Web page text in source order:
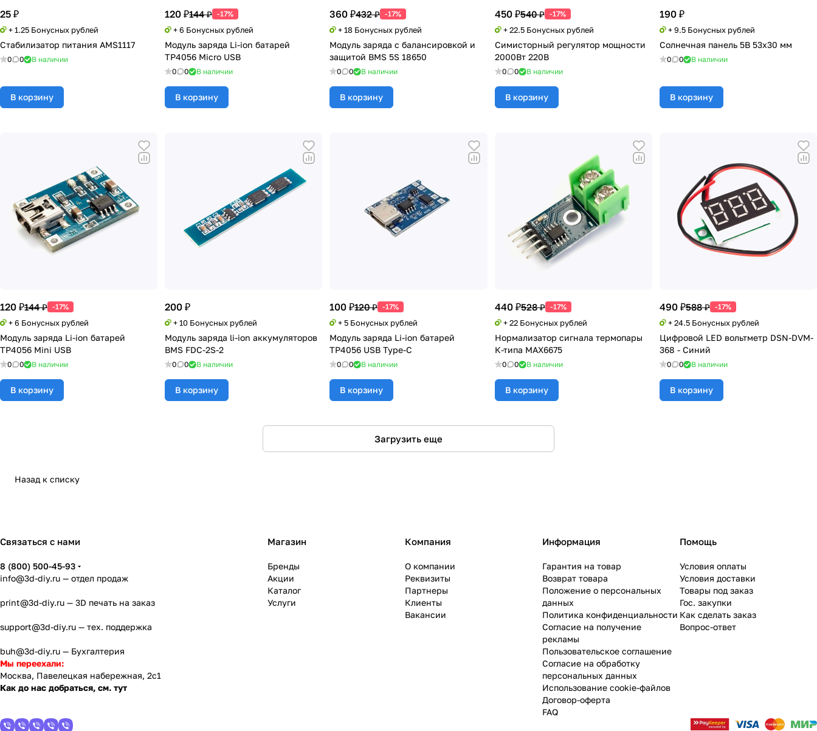
25 ₽
+ 1.25 Бонусных рублей
Стабилизатор питания AMS1117
0 0 В наличии
В корзину
120 ₽144 ₽ -17%
+ 6 Бонусных рублей
Модуль заряда Li-ion батарей
TP4056 Micro USB
0 0 В наличии
В корзину
360 ₽432 ₽ -17%
+ 18 Бонусных рублей
Модуль заряда с балансировкой и
защитой BMS 5S 18650
0 0 В наличии
В корзину
450 ₽540 ₽ -17%
+ 22.5 Бонусных рублей
Симисторный регулятор мощности
2000Вт 220В
0 0 В наличии
В корзину
190 ₽
+ 9.5 Бонусных рублей
Солнечная панель 5В 53x30 мм
0 0 В наличии
В корзину
120 ₽144 ₽ -17%
+ 6 Бонусных рублей
Модуль заряда Li-ion батарей
TP4056 Mini USB
0 0 В наличии
В корзину
200 ₽
+ 10 Бонусных рублей
Модуль заряда li-ion аккумуляторов
BMS FDC-2S-2
0 0 В наличии
В корзину
100 ₽120 ₽ -17%
+ 5 Бонусных рублей
Модуль заряда Li-ion батарей
TP4056 USB Type-C
0 0 В наличии
В корзину
440 ₽528 ₽ -17%
+ 22 Бонусных рублей
Нормализатор сигнала термопары
К-типа MAX6675
0 0 В наличии
В корзину
490 ₽588 ₽ -17%
+ 24.5 Бонусных рублей
Цифровой LED вольтметр DSN-DVM-
368 - Синий
0 0 В наличии
В корзину
Загрузить еще
Назад к списку
Связаться с нами
8 (800) 500-45-93
info@3d-diy.ru — отдел продаж
print@3d-diy.ru — 3D печать на заказ
support@3d-diy.ru — тех. поддержка
buh@3d-diy.ru — Бухгалтерия
Мы переехали:
Москва, Павелецкая набережная, 2с1
Как до нас добраться, см. тут
Магазин
Бренды
Акции
Каталог
Услуги
Компания
О компании
Реквизиты
Партнеры
Клиенты
Вакансии
Информация
Гарантия на товар
Возврат товара
Положение о персональных
данных
Политика конфиденциальности
Согласие на получение
рекламы
Пользовательское соглашение
Согласие на обработку
персональных данных
Использование cookie-файлов
Договор-оферта
FAQ
Помощь
Условия оплаты
Условия доставки
Товары под заказ
Гос. закупки
Как сделать заказ
Вопрос-ответ